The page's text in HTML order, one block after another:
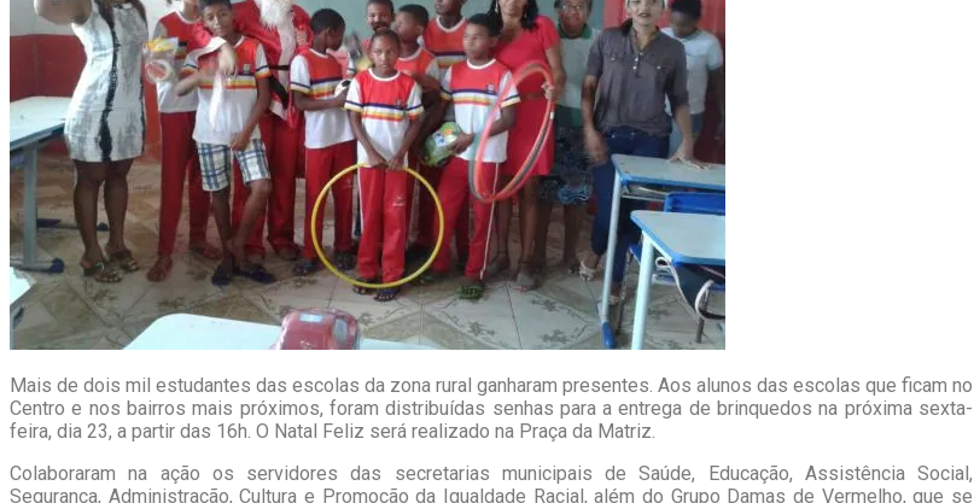
Mais de dois mil estudantes das escolas da zona rural ganharam presentes. Aos alunos das escolas que ficam no
Centro e nos bairros mais próximos, foram distribuídas senhas para a entrega de brinquedos na próxima sexta-
feira, dia 23, a partir das 16h. O Natal Feliz será realizado na Praça da Matriz.
Colaboraram na ação os servidores das secretarias municipais de Saúde, Educação, Assistência Social,
Segurança, Administração, Cultura e Promoção da Igualdade Racial, além do Grupo Damas de Vermelho, que se